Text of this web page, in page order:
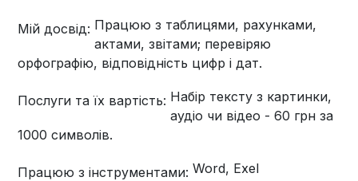
Мій досвід: Працюю з таблицями, рахунками,
актами, звітами; перевіряю
орфографію, відповідність цифр і дат.
Послуги та їх вартість: Набір тексту з картинки,
аудіо чи відео - 60 грн за
1000 символів.
Працюю з інструментами: Word, Exel